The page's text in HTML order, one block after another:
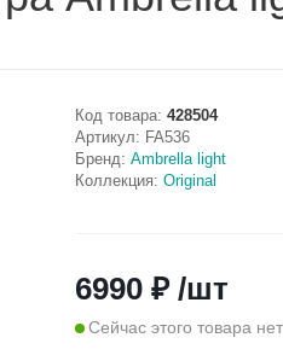
Код товара: 428504
Артикул: FA536
Бренд: Ambrella light
Коллекция: Original
6990 ₽ /шт
Сейчас этого товара